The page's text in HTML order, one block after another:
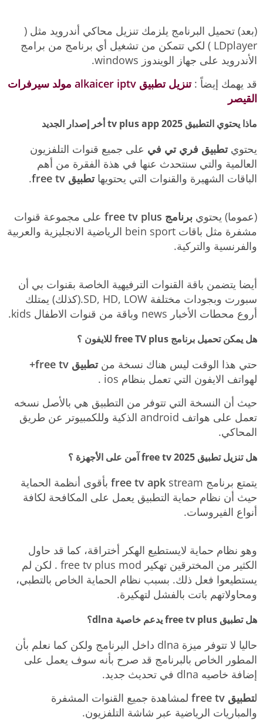
(بعد) تحميل البرنامج يلزمك تنزيل محاكي أندرويد مثل (
LDplayer ) لكي تتمكن من تشغيل أي برنامج من برامج
الأندرويد على جهاز الويندوز windows.
قد يهمك إيضاً :
تنزيل تطبيق alkaicer iptv مولد سيرفرات
القيصر
ماذا يحتوي التطبيق tv plus app 2025 أخر إصدار الجديد
يحتويتطبيق فري تي في على جميع قنوات التلفزيون
العالمية والتي سنتحدث عنها في هذة الفقرة من أهم
الباقات الشهيرة والقنوات التي يحتويهاتطبيق free tv .
(عموما) يحتوي برنامج free tv plus
على مجموعة قنوات
مشفرة مثل باقات bein sport الرياضية الانجليزية والعربية
والفرنسية والتركية.
أيضا يتضمن باقة القنوات الترفيهية الخاصة بقنوات بي أن
سبورت وبجودات مختلفة SD, HD, LOW.(كذلك) يمتلك
أروع محطات الأخبار news وباقة من قنوات الاطفال kids.
هل يمكن تحميل برنامج free TV plus للايفون ؟
حتي هذا الوقت ليس هناك نسخة منتطبيق free tv+
لهواتف الايفون التي تعمل بنظام ios .
حيث أن النسخة التي تتوفر من التطبيق هي بالأصل نسخه
تعمل على هواتف android الذكية وللكمبيوتر عن طريق
المحاكي.
هل تنزيل تطبيق free tv 2025 آمن على الأجهزة ؟
يتمتع برنامج free tv apk stream بأقوى أنظمة الحماية
حيث أن نظام حماية التطبيق يعمل على المكافحة لكافة
أنواع الفيروسات.
وهو نظام حماية لايستطيع الهكر أختراقة، كما قد حاول
الكثير من المخترقين تهكير free tv plus mod . لكن لم
يستطيعوا فعل ذلك. بسبب نظام الحماية الخاص بالتطبي،
ومحاولاتهم باتت بالفشل لتهكيرة.
هل تطبيق free tv plus يدعم خاصية dlna؟
حاليا لا تتوفر ميزة dlna داخل البرنامج ولكن كما نعلم بأن
المطور الخاص بالبرنامج قد صرح بأنه سوف يعمل على
إضافة خاصيه dlna في تحديث جديد.
لتطبيق free tv
لمشاهدة جميع القنوات المشفرة
والمباريات الرياضية عبر شاشة التلفزيون.